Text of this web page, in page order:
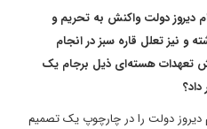
دیروز دولت واکنش به تحریم و
نیز تعلل قاره سبز در انجام
تعهدات هسته‌ای ذیل برجام یک
دیروز دولت را در چارچوپ یک تصمیم